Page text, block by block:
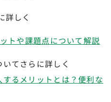
詳しく
トや課題点について解説
てさらに詳しく
るメリットとは？便利な